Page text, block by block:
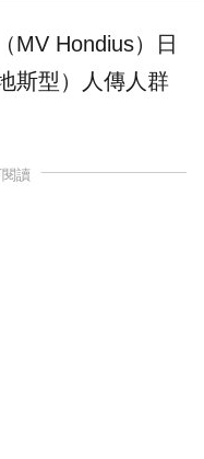
MV Hondius）日
斯型）人傳人群
讀